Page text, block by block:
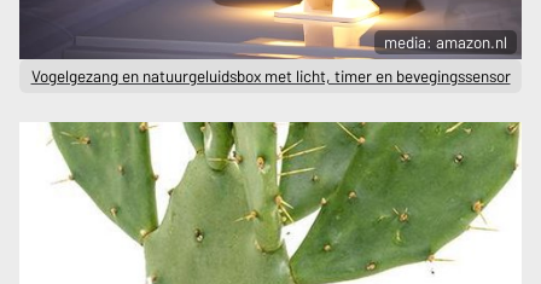
media: amazon.nl
Vogelgezang en natuurgeluidsbox met licht, timer en bevegingssensor